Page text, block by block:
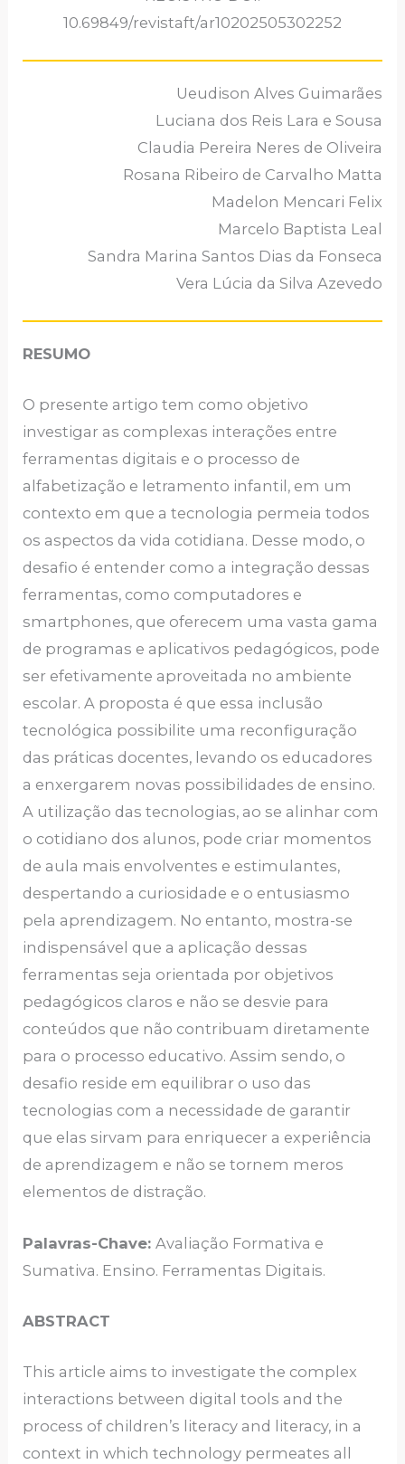
10.69849/revistaft/ar10202505302252
Ueudison Alves Guimarães
Luciana dos Reis Lara e Sousa
Claudia Pereira Neres de Oliveira
Rosana Ribeiro de Carvalho Matta
Madelon Mencari Felix
Marcelo Baptista Leal
Sandra Marina Santos Dias da Fonseca
Vera Lúcia da Silva Azevedo
RESUMO
O presente artigo tem como objetivo
investigar as complexas interações entre
ferramentas digitais e o processo de
alfabetização e letramento infantil, em um
contexto em que a tecnologia permeia todos
os aspectos da vida cotidiana. Desse modo, o
desafio é entender como a integração dessas
ferramentas, como computadores e
smartphones, que oferecem uma vasta gama
de programas e aplicativos pedagógicos, pode
ser efetivamente aproveitada no ambiente
escolar. A proposta é que essa inclusão
tecnológica possibilite uma reconfiguração
das práticas docentes, levando os educadores
a enxergarem novas possibilidades de ensino.
A utilização das tecnologias, ao se alinhar com
o cotidiano dos alunos, pode criar momentos
de aula mais envolventes e estimulantes,
despertando a curiosidade e o entusiasmo
pela aprendizagem. No entanto, mostra-se
indispensável que a aplicação dessas
ferramentas seja orientada por objetivos
pedagógicos claros e não se desvie para
conteúdos que não contribuam diretamente
para o processo educativo. Assim sendo, o
desafio reside em equilibrar o uso das
tecnologias com a necessidade de garantir
que elas sirvam para enriquecer a experiência
de aprendizagem e não se tornem meros
elementos de distração.
Palavras-Chave:Avaliação Formativa e
Sumativa. Ensino. Ferramentas Digitais.
ABSTRACT
This article aims to investigate the complex
interactions between digital tools and the
process of children’s literacy and literacy, in a
context in which technology permeates all